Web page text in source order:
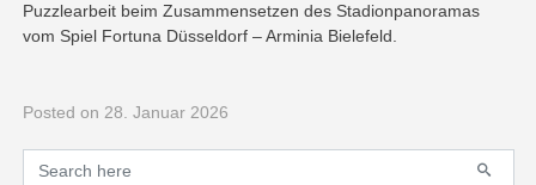
Puzzlearbeit beim Zusammensetzen des Stadionpanoramas
vom Spiel Fortuna Düsseldorf – Arminia Bielefeld.
Posted on 28. Januar 2026
Primary
Search for: